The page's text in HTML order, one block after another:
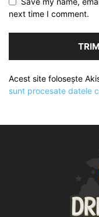
next time I comment.
Acest site folosește
sunt procesate datele